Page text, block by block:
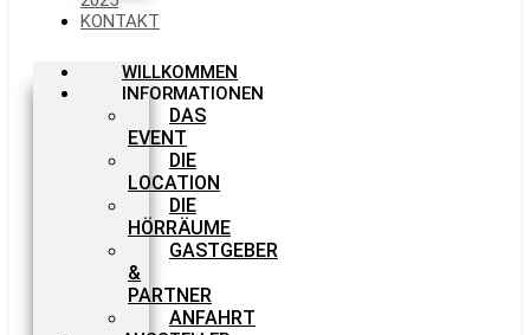
KONTAKT
WILLKOMMEN
INFORMATIONEN
DAS
EVENT
DIE
LOCATION
DIE
HÖRRÄUME
GASTGEBER
&
PARTNER
ANFAHRT